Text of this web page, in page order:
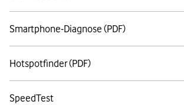
Smartphone-Diagnose (PDF)
Hotspotfinder (PDF)
SpeedTest